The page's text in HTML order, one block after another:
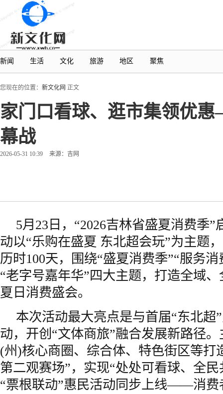
新闻 生活 文化 旅游 地区 聚焦
您现在的位置： 新文化网 正文
家门口看球、逛市集领优
幕战
2026-05-31 10:39 来源：吉网
5月23日，“2026吉林省盛夏消费季
动以“乐购在盛夏 东北超会玩”为主题
历时100天，围绕“盛夏消费季”“服务消
“老字号嘉年华”四大主题，打造全域
夏日消费盛会。
本次活动最大亮点是与首届“东北超
动，开创“文体商旅”融合发展新路径
(州)核心商圈、综合体、特色街区等打
第二观赛场”，实现“处处可看球、全
“票根联动”惠民活动同步上线——消费